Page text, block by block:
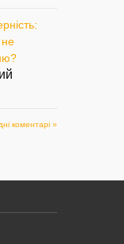
не
коментарі »